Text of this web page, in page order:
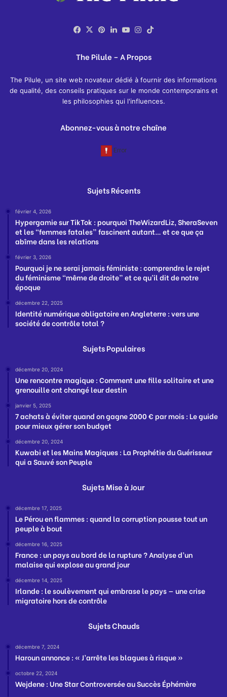
Facebook
X Pinterest
Linkedin
YouTubeInstagram
The Pilule – A Propos
The Pilule, un site web novateur dédié à fournir des informations
de qualité, des conseils pratiques sur le monde contemporains et
les philosophies qui l'influences.
Abonnez-vous à notre chaîne
Sujets Récents
février 4, 2026
Hypergamie sur TikTok : pourquoi TheWizardLiz, SheraSeven
et les “femmes fatales” fascinent autant… et ce que ça
abîme dans les relations
février 3, 2026
Pourquoi je ne serai jamais féministe : comprendre le rejet
du féminisme “même de droite” et ce qu’il dit de notre
époque
décembre 22, 2025
Identité numérique obligatoire en Angleterre : vers une
société de contrôle total ?
Sujets Populaires
décembre 20, 2024
Une rencontre magique : Comment une fille solitaire et une
grenouille ont changé leur destin
janvier 5, 2025
7 achats à éviter quand on gagne 2000 € par mois : Le guide
pour mieux gérer son budget
décembre 20, 2024
Kuwabi et les Mains Magiques : La Prophétie du Guérisseur
qui a Sauvé son Peuple
Sujets Mise à Jour
décembre 17, 2025
Le Pérou en flammes : quand la corruption pousse tout un
peuple à bout
décembre 16, 2025
France : un pays au bord de la rupture ? Analyse d’un
malaise qui explose au grand jour
décembre 14, 2025
Irlande : le soulèvement qui embrase le pays — une crise
migratoire hors de contrôle
Sujets Chauds
décembre 7, 2024
Haroun annonce : « J’arrête les blagues à risque »
octobre 22, 2024
Wejdene : Une Star Controversée au Succès Éphémère